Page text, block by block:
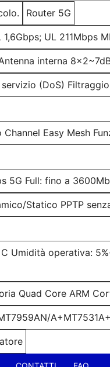
Router 5G
UL 211Mbps
interna
(DoS)
Easy Mesh
5G Full: fino a
Statico PPTP
Umidità operativa:
Quad Core ARM